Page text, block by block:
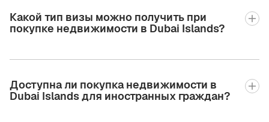
Какой тип визы можно получить при
покупке недвижимости в Dubai Islands?
Доступна ли покупка недвижимости в
Dubai Islands для иностранных граждан?